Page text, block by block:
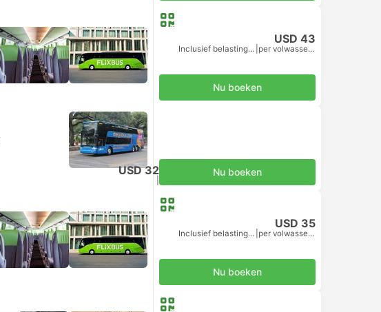
USD 43
Inclusief belastingen per volwassene
Nu boeken
USD 32 Nu boeken
USD 35
Inclusief belastingen per volwassene
Nu boeken